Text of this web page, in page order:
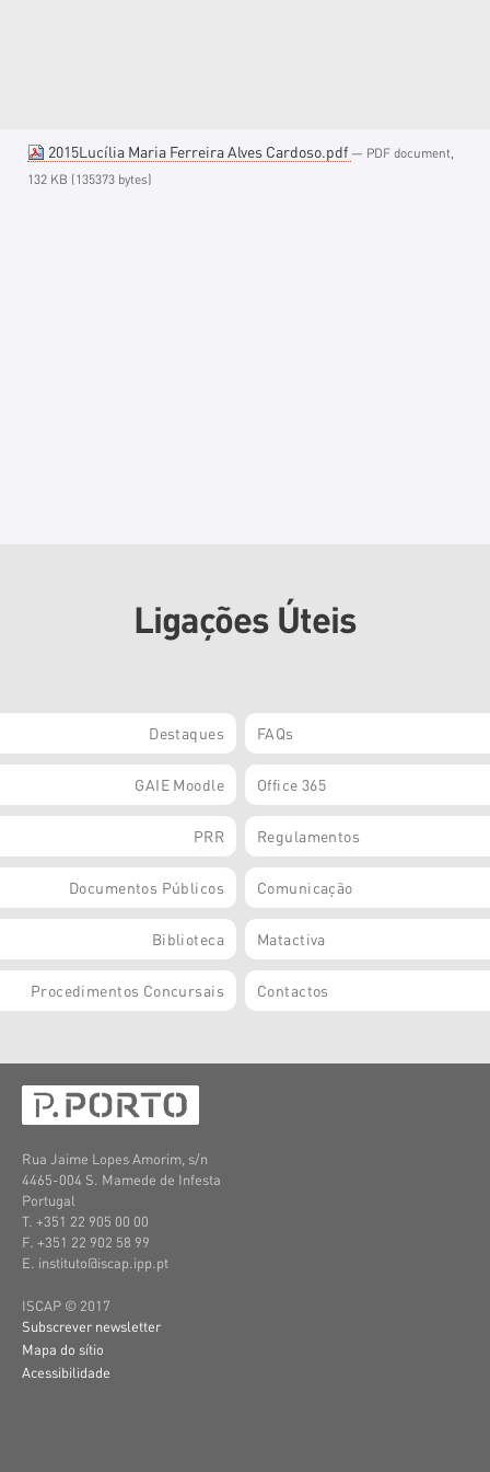
2015Lucília Maria Ferreira Alves Cardoso.pdf — PDF document,
132 KB (135373 bytes)
Ligações Úteis
Destaques FAQs
GAIE Moodle Office 365
PRR Regulamentos
Documentos Públicos Comunicação
Biblioteca Matactiva
Procedimentos Concursais Contactos
Rua Jaime Lopes Amorim, s/n
4465-004 S. Mamede de Infesta
Portugal
T. +351 22 905 00 00
F. +351 22 902 58 99
E. instituto@iscap.ipp.pt
ISCAP © 2017
Subscrever newsletter
Mapa do sítio
Acessibilidade